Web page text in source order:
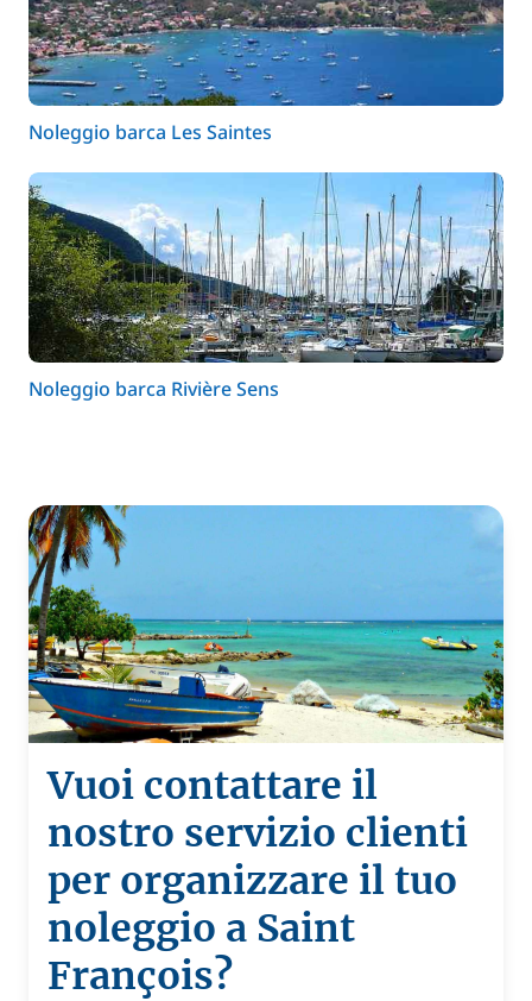
Noleggio barca Les Saintes
Noleggio barca Rivière Sens
Vuoi contattare il
nostro servizio clienti
per organizzare il tuo
noleggio a Saint
François?